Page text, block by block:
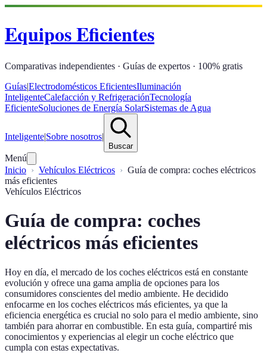
Equipos Eficientes
Comparativas independientes · Guías de expertos · 100% gratis
Guías|Electrodomésticos EficientesIluminación
InteligenteCalefacción y RefrigeraciónTecnología
EficienteSoluciones de Energía SolarSistemas de Agua
Inteligente|Sobre nosotros|
Buscar
Menú
Inicio
Vehículos Eléctricos
Guía de compra: coches eléctricos
más eficientes
Vehículos Eléctricos
Guía de compra: coches
eléctricos más eficientes
Hoy en día, el mercado de los coches eléctricos está en constante
evolución y ofrece una gama amplia de opciones para los
consumidores conscientes del medio ambiente. He decidido
enfocarme en los coches eléctricos más eficientes, ya que la
eficiencia energética es crucial no solo para el medio ambiente, sino
también para ahorrar en combustible. En esta guía, compartiré mis
conocimientos y experiencias al elegir un coche eléctrico que
cumpla con estas expectativas.